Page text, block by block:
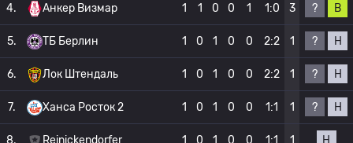
4. Анкер Визмар 1 1 0 0 1 1:0 3 ? В
5. ТБ Берлин 1 0 1 0 0 2:2 1 ? Н
6. Лок Штендаль 1 0 1 0 0 2:2 1 ? Н
7. Ханса Росток 2 1 0 1 0 0 1:1 1 ? Н
8. Reinickendorfer 1 0 1 0 0 1:1 1 Н